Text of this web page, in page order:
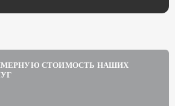
втором варианте – только продольные
позволяют хранить колеса
(порошковой) краской RAL
СТОИМОСТЬ НАШИХ